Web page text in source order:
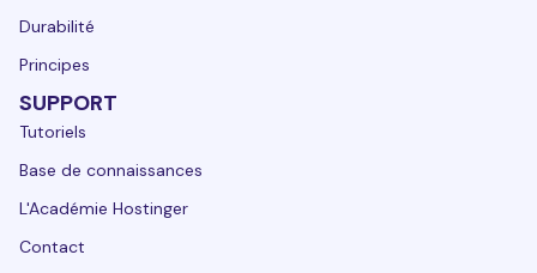
Durabilité
Principes
SUPPORT
Tutoriels
Base de connaissances
L'Académie Hostinger
Contact